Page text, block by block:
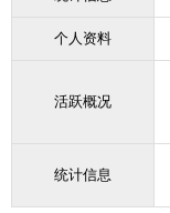
个人资料
活跃概况
统计信息